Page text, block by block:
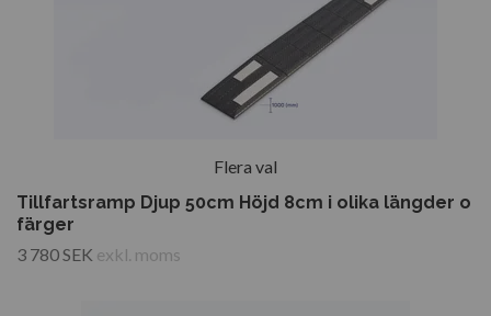
Flera val
Tillfartsramp Djup 50cm Höjd 8cm i olika längder o
färger
3 780 SEK exkl. moms